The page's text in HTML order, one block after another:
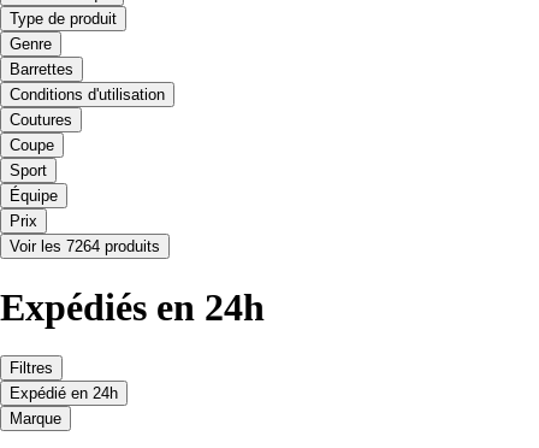
Type de produit
Genre
Barrettes
Conditions d'utilisation
Coutures
Coupe
Sport
Équipe
Prix
Voir les 7264 produits
Expédiés en 24h
Filtres
Expédié en 24h
Marque